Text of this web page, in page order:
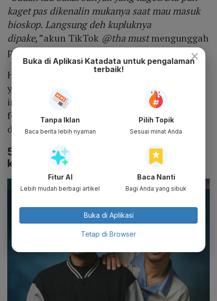
kaget pas dikenalin mukanya saat mau masuk
bioskop. Langsung deh kupluknya
dipake,”akun TikTok @tha mustmengunggah
potongan foto tersebut yang jadi ramai.
Hendra menegaskan tidak ada isu selingkuh
yang melatar belakangi keputusan pasangan
ini untuk pisah. Ia juga membantah bahwa
foto pria dan wanita di bioskop adalah Desta
dan Gege Elisa.
5. Momen Vincent Berterima Kasih
kepada Caca
×
Buka di Aplikasi Katadata untuk pengalaman
terbaik!
Tanpa Iklan
Baca berita lebih nyaman
Pilih Topik
Sesuai minat Anda
Fitur AI
Lebih mudah berbagi artikel
Baca Nanti
Bagi Anda yang sibuk
Buka di Aplikasi
Tetap di Browser